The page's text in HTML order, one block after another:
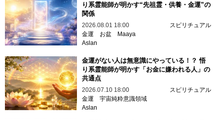
り系霊能師が明かす“先祖霊・供養・金運”の
関係
2026.08.01 18:00
スピリチュアル
金運
お盆
Maaya
Aslan
金運がない人は無意識にやっている！？ 悟
り系霊能師が明かす「お金に嫌われる人」の
共通点
2026.07.10 18:00
スピリチュアル
金運 宇宙純粋意識領域
Aslan